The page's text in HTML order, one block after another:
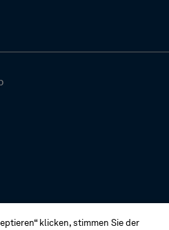
klicken, stimmen Sie der